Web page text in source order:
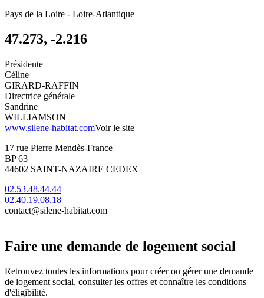
Pays de la Loire - Loire-Atlantique
47.273, -2.216
Présidente
Céline
GIRARD-RAFFIN
Directrice générale
Sandrine
WILLIAMSON
www.silene-habitat.comVoir le site
17 rue Pierre Mendès-France
BP 63
44602 SAINT-NAZAIRE CEDEX
02.53.48.44.44
02.40.19.08.18
contact@silene-habitat.com
Faire une demande de logement social
Retrouvez toutes les informations pour créer ou gérer une demande
de logement social, consulter les offres et connaître les conditions
d'éligibilité.